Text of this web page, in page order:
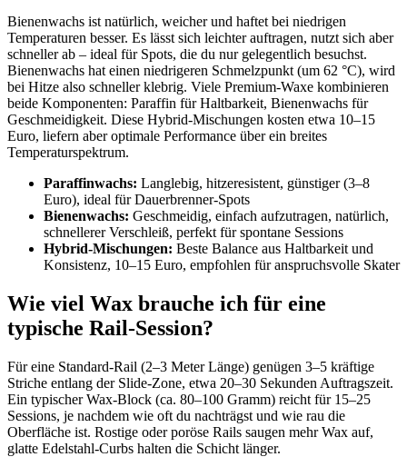
Bienenwachs ist natürlich, weicher und haftet bei niedrigen
Temperaturen besser. Es lässt sich leichter auftragen, nutzt sich aber
schneller ab – ideal für Spots, die du nur gelegentlich besuchst.
Bienenwachs hat einen niedrigeren Schmelzpunkt (um 62 °C), wird
bei Hitze also schneller klebrig. Viele Premium-Waxe kombinieren
beide Komponenten: Paraffin für Haltbarkeit, Bienenwachs für
Geschmeidigkeit. Diese Hybrid-Mischungen kosten etwa 10–15
Euro, liefern aber optimale Performance über ein breites
Temperaturspektrum.
Paraffinwachs: Langlebig, hitzeresistent, günstiger (3–8
Euro), ideal für Dauerbrenner-Spots
Bienenwachs: Geschmeidig, einfach aufzutragen, natürlich,
schnellerer Verschleiß, perfekt für spontane Sessions
Hybrid-Mischungen: Beste Balance aus Haltbarkeit und
Konsistenz, 10–15 Euro, empfohlen für anspruchsvolle Skater
Wie viel Wax brauche ich für eine
typische Rail-Session?
Für eine Standard-Rail (2–3 Meter Länge) genügen 3–5 kräftige
Striche entlang der Slide-Zone, etwa 20–30 Sekunden Auftragszeit.
Ein typischer Wax-Block (ca. 80–100 Gramm) reicht für 15–25
Sessions, je nachdem wie oft du nachträgst und wie rau die
Oberfläche ist. Rostige oder poröse Rails saugen mehr Wax auf,
glatte Edelstahl-Curbs halten die Schicht länger.